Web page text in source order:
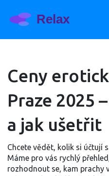
Ceny
Praze 2025
a jak ušetřit
Chcete vědět, kolik si účtují
Máme pro vás rychlý
rozhodnout se, kam prachy